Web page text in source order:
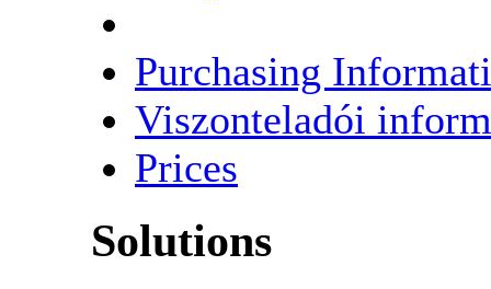
Purchasing
Viszonteladói
Prices
Solutions